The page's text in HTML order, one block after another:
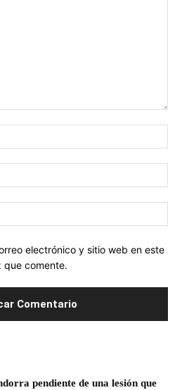
electrónico y sitio web en este
que comente.
pendiente de una lesión que